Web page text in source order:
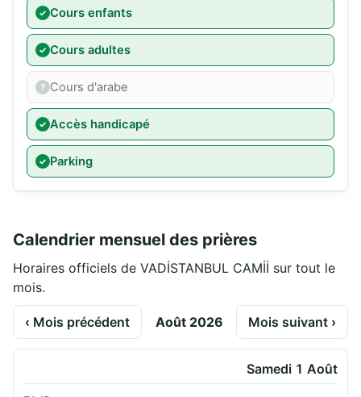
Cours enfants
Cours adultes
Cours d'arabe
Accès handicapé
Parking
Calendrier mensuel des prières
Horaires officiels de VADİSTANBUL CAMİİ sur tout le
mois.
‹ Mois précédent Août 2026 Mois suivant ›
Samedi 1 Août